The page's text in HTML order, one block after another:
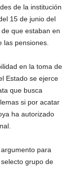
de la institución
15 de junio del
que estaban en
las pensiones.
en la toma de
Estado se ejerce
que busca
si por acatar
ha autorizado
para
grupo de